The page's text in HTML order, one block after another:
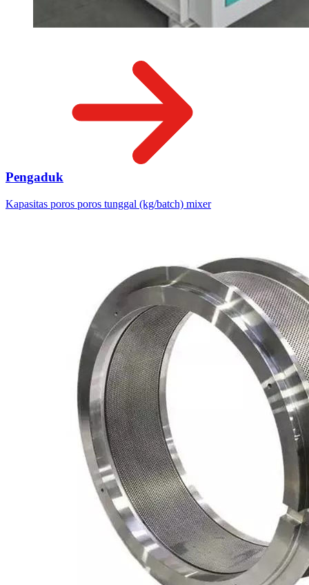
Pengaduk
Kapasitas poros poros tunggal (kg/batch) mixer